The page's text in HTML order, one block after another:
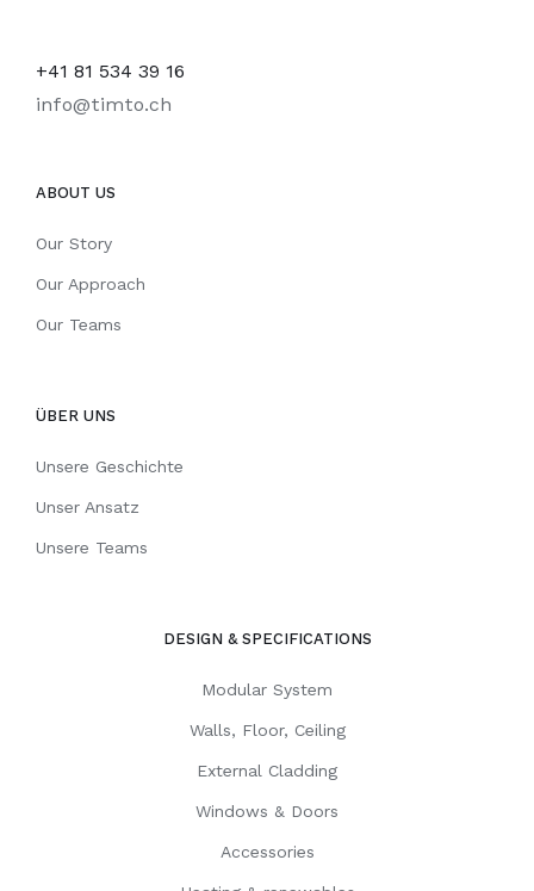
+41 81 534 39 16
info@timto.ch
ABOUT US
Our Story
Our Approach
Our Teams
ÜBER UNS
Unsere Geschichte
Unser Ansatz
Unsere Teams
DESIGN & SPECIFICATIONS
Modular System
Walls, Floor, Ceiling
External Cladding
Windows & Doors
Accessories